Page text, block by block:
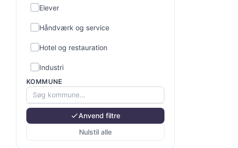
Elever
Håndværk og service
Hotel og restauration
Industri
Kontor og administration
Kunst, kultur og sport
Land-, skov- og havebrug
KOMMUNE
Anvend filtre
Nulstil alle